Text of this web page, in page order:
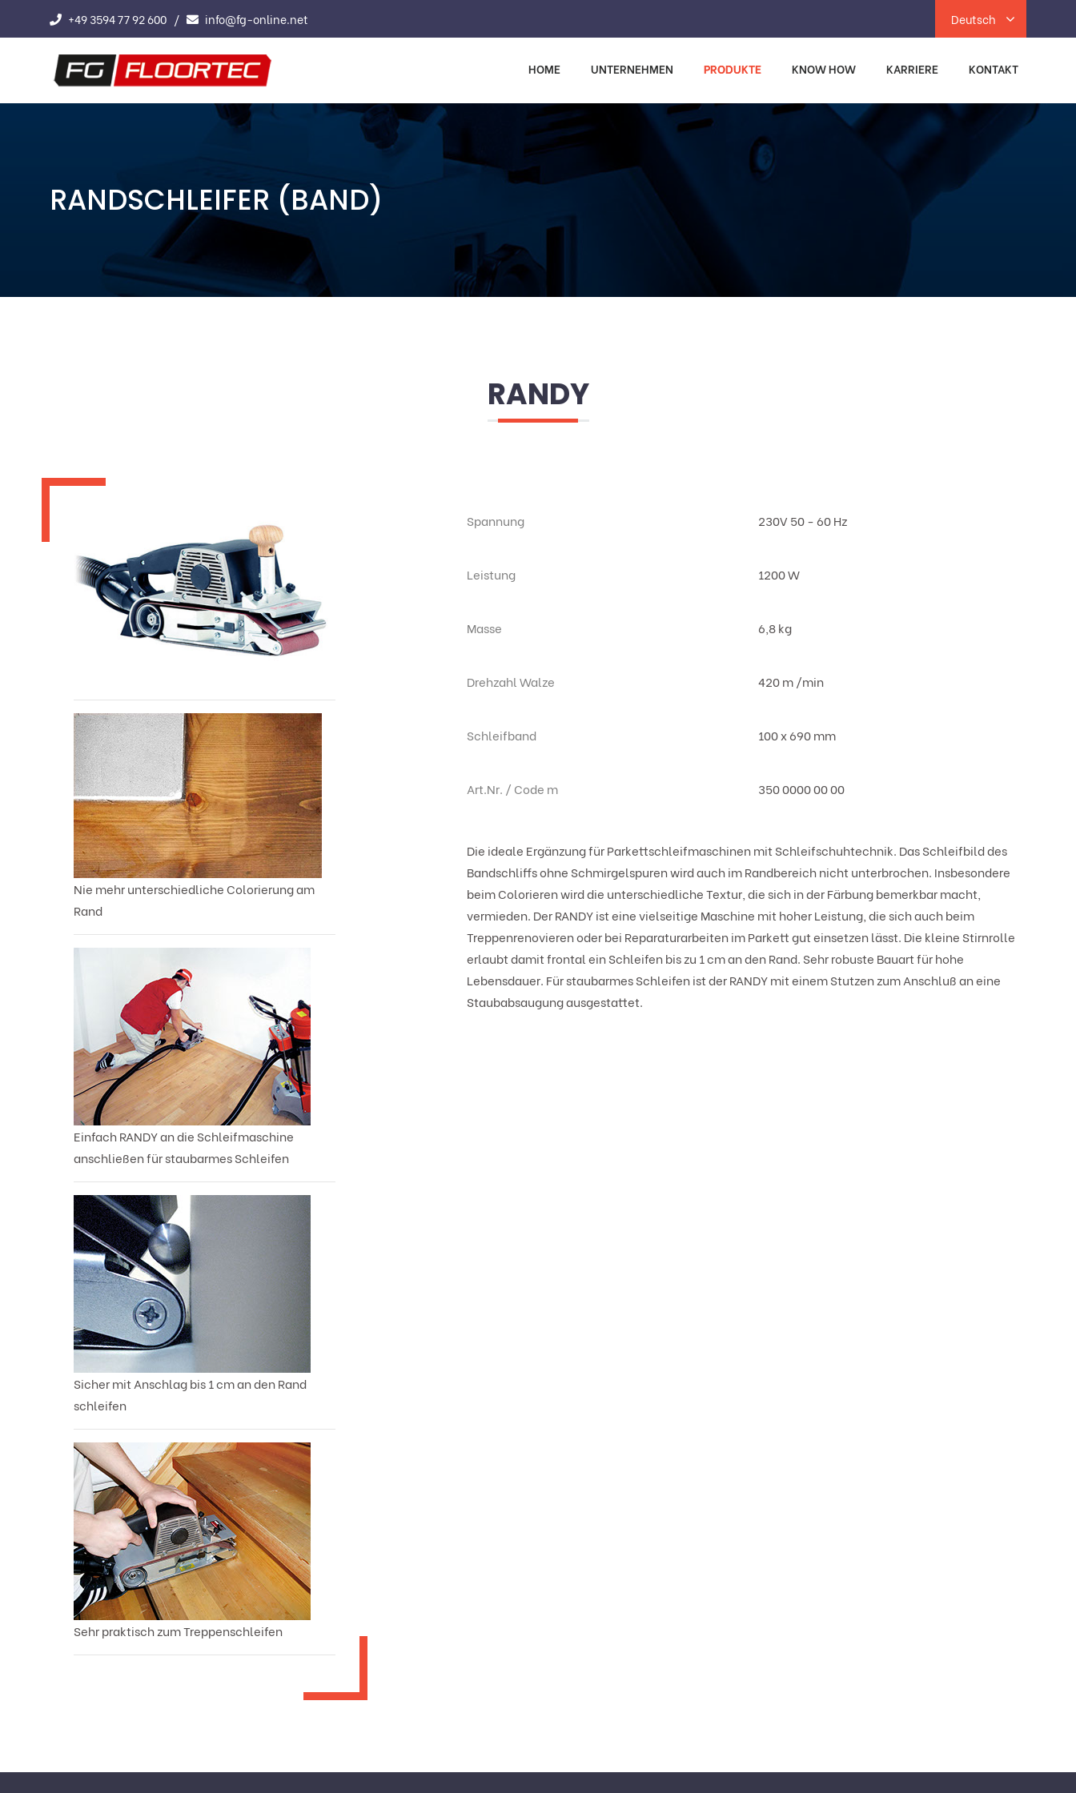
+49 3594 77 92 600 info@fg-online.net Deutsch
HOME UNTERNEHMEN PRODUKTE KNOW HOW KARRIERE KONTAKT
RANDSCHLEIFER (BAND)
RANDY
Nie mehr unterschiedliche Colorierung am
Rand
Einfach RANDY an die Schleifmaschine
anschließen für staubarmes Schleifen
Sicher mit Anschlag bis 1 cm an den Rand
schleifen
Sehr praktisch zum Treppenschleifen
Spannung 230V 50 - 60 Hz
Leistung 1200 W
Masse 6,8 kg
Drehzahl Walze 420 m /min
Schleifband 100 x 690 mm
Art.Nr. / Code m 350 0000 00 00
Die ideale Ergänzung für Parkettschleifmaschinen mit Schleifschuhtechnik. Das Schleifbild des
Bandschliffs ohne Schmirgelspuren wird auch im Randbereich nicht unterbrochen. Insbesondere
beim Colorieren wird die unterschiedliche Textur, die sich in der Färbung bemerkbar macht,
vermieden. Der RANDY ist eine vielseitige Maschine mit hoher Leistung, die sich auch beim
Treppenrenovieren oder bei Reparaturarbeiten im Parkett gut einsetzen lässt. Die kleine Stirnrolle
erlaubt damit frontal ein Schleifen bis zu 1 cm an den Rand. Sehr robuste Bauart für hohe
Lebensdauer. Für staubarmes Schleifen ist der RANDY mit einem Stutzen zum Anschluß an eine
Staubabsaugung ausgestattet.